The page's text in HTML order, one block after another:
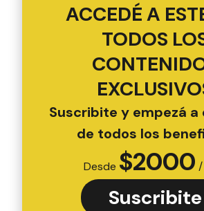
ACCEDÉ A
TODOS
Suscribite y empezá
de todos los
Desde $2000
Suscribite